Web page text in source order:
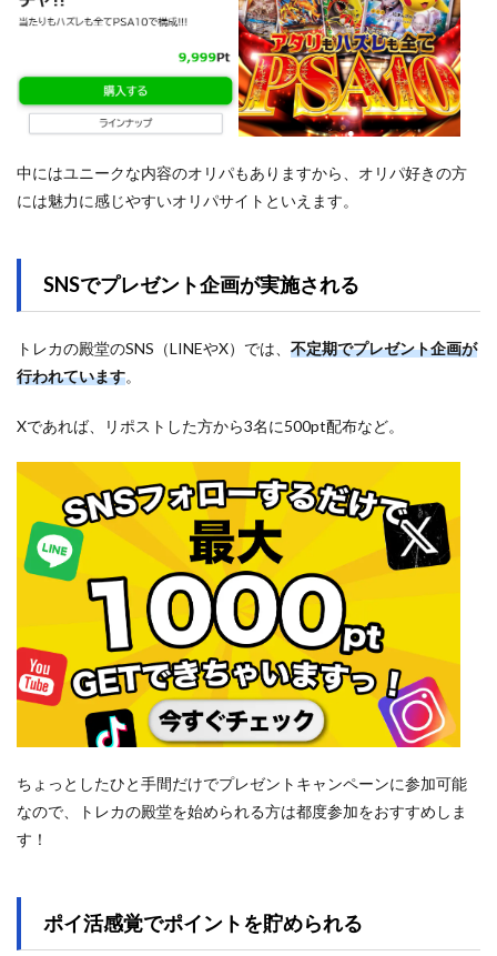
中にはユニークな内容のオリパもありますから、オリパ好きの方
には魅力に感じやすいオリパサイトといえます。
SNSでプレゼント企画が実施される
トレカの殿堂のSNS（LINEやX）では、 不定期でプレゼント企画が
行われています。
Xであれば、リポストした方から3名に500pt配布など。
ちょっとしたひと手間だけでプレゼントキャンペーンに参加可能
なので、トレカの殿堂を始められる方は都度参加をおすすめしま
す！
ポイ活感覚でポイントを貯められる